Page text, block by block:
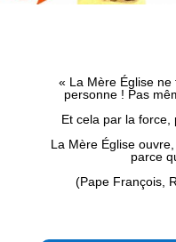
« La Mère Église
personne ! Pas
Et cela par la force,
La Mère Église
parce
(Pape François,